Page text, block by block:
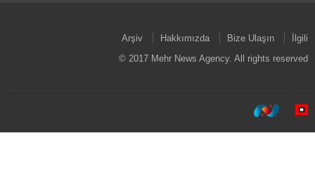
Arşiv Hakkımızda Bize Ulaşın
İlgili
© 2017 Mehr News Agency. All rights reserved